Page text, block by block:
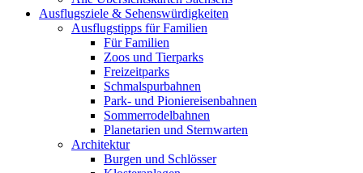
Ausflugsziele & Sehenswürdigkeiten
Ausflugstipps für Familien
Für Familien
Zoos und Tierparks
Freizeitparks
Schmalspurbahnen
Park- und Pioniereisenbahnen
Sommerrodelbahnen
Planetarien und Sternwarten
Architektur
Burgen und Schlösser